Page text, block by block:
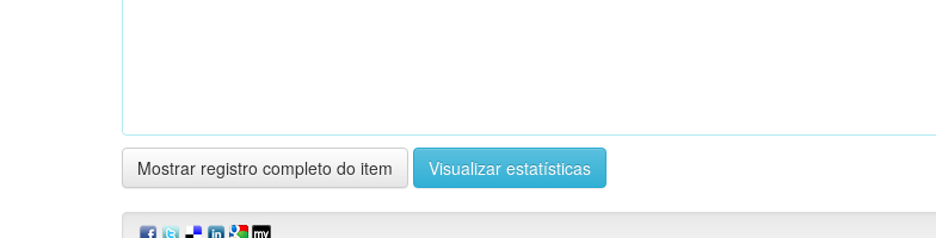
Mostrar registro completo do item Visualizar estatísticas